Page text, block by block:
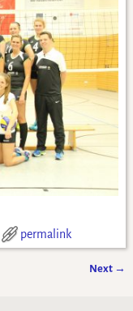
permalink
Next →